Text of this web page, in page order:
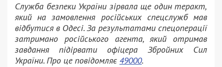
Служба безпеки України зірвала ще один теракт,
який на замовлення російських спецслужб мав
відбутися в Одесі. За результатами спецоперації
затримано російського агента, який отримав
завдання підірвати офіцера Збройних Сил
України. Про це повідомляє 49000.